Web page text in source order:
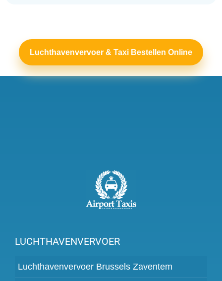
Luchthavenvervoer & Taxi Bestellen Online
LUCHTHAVENVERVOER
Luchthavenvervoer Brussels Zaventem